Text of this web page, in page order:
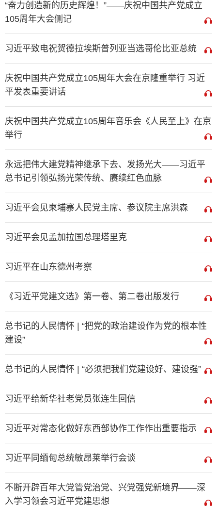
“奋力创造新的历史辉煌！”——庆祝中国共产党成立
105周年大会侧记
习近平致电祝贺德拉埃斯普列亚当选哥伦比亚总统
庆祝中国共产党成立105周年大会在京隆重举行 习近
平发表重要讲话
庆祝中国共产党成立105周年音乐会《人民至上》在京
举行
永远把伟大建党精神继承下去、发扬光大——习近平
总书记引领弘扬光荣传统、赓续红色血脉
习近平会见柬埔寨人民党主席、参议院主席洪森
习近平会见孟加拉国总理塔里克
习近平在山东德州考察
《习近平党建文选》第一卷、第二卷出版发行
总书记的人民情怀 | “把党的政治建设作为党的根本性
建设”
总书记的人民情怀 | “必须把我们党建设好、建设强”
习近平给新华社老党员张连生回信
习近平对常态化做好东西部协作工作作出重要指示
习近平同缅甸总统敏昂莱举行会谈
不断开辟百年大党管党治党、兴党强党新境界——深
入学习领会习近平党建思想